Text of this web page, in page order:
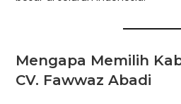
Mengapa Memilih
CV. Fawwaz Abadi